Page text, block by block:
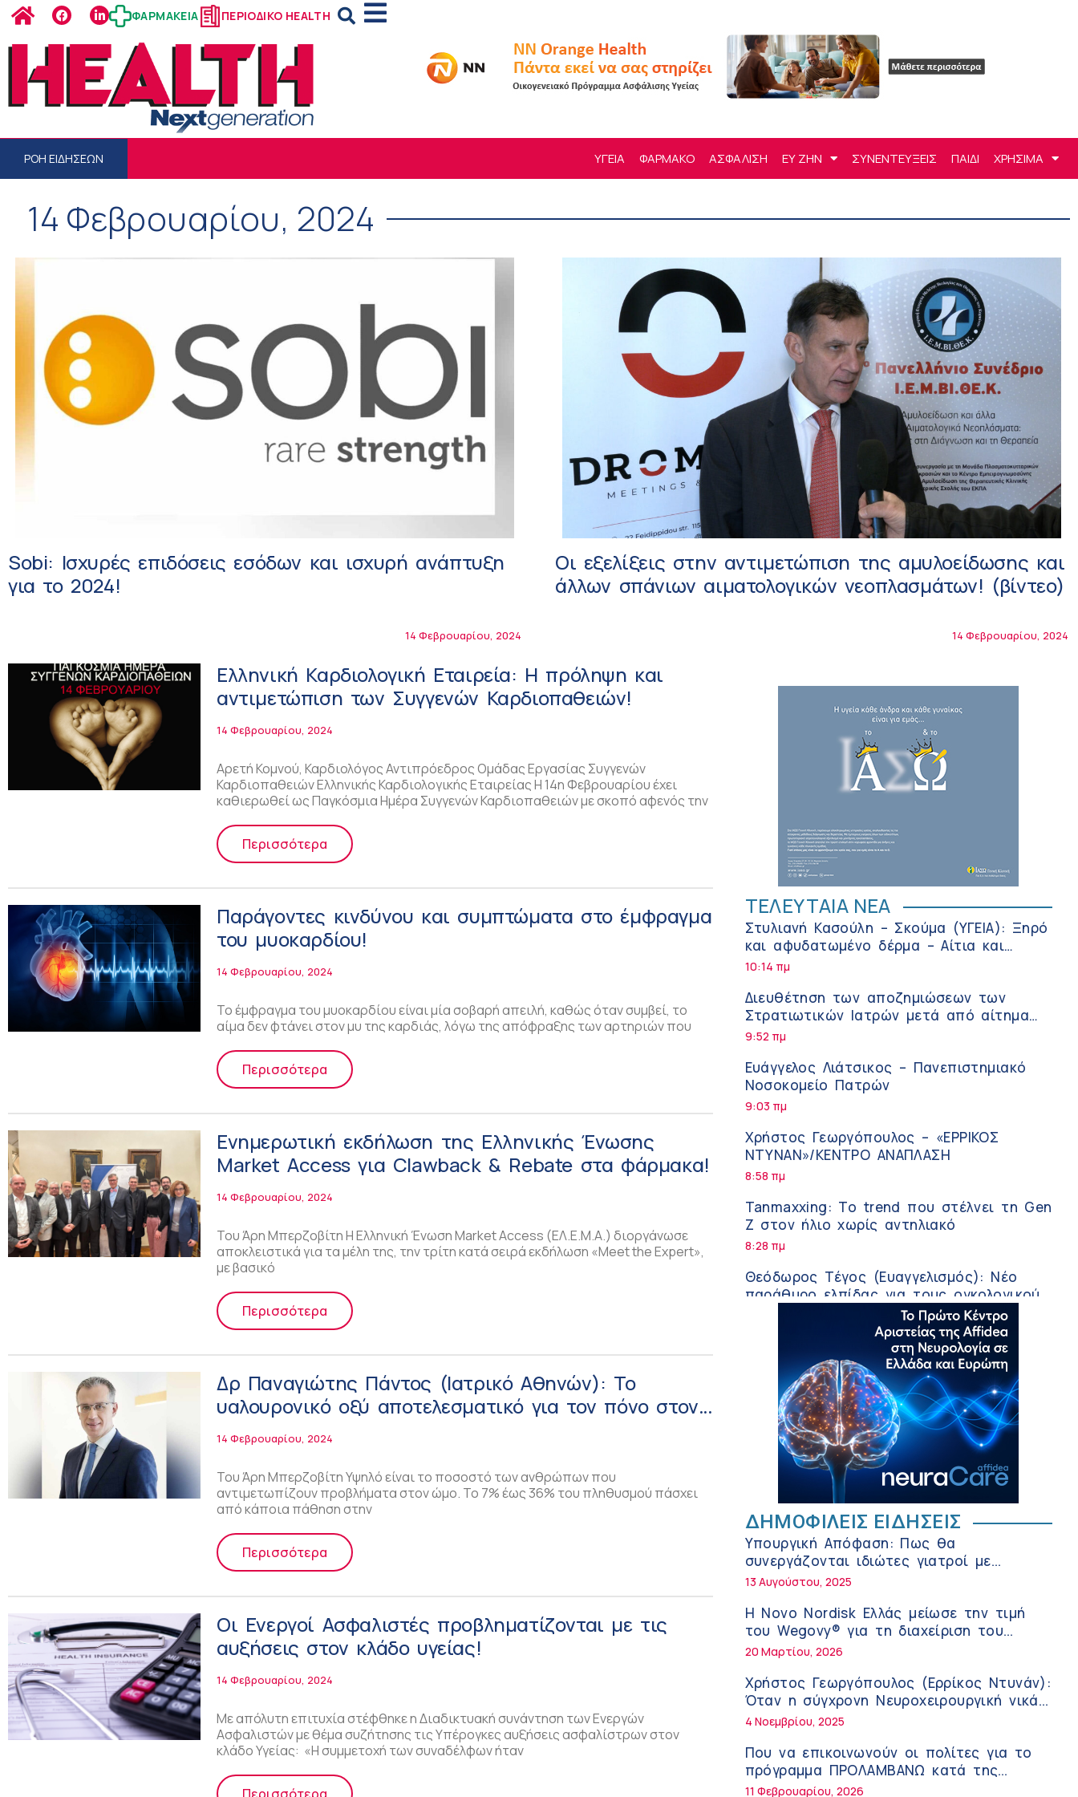
ΦΑΡΜΑΚΕΙΑ ΠΕΡΙΟΔΙΚΟ HEALTH
ΡΟΗ ΕΙΔΗΣΕΩΝ ΥΓΕΙΑ ΦΑΡΜΑΚΟ ΑΣΦΑΛΙΣΗ ΕΥ ΖΗΝ ΣΥΝΕΝΤΕΥΞΕΙΣ ΠΑΙΔΙ ΧΡΗΣΙΜΑ
14 Φεβρουαρίου, 2024
Sobi: Ισχυρές επιδόσεις εσόδων και ισχυρή ανάπτυξη
για το 2024!
14 Φεβρουαρίου, 2024
Οι εξελίξεις στην αντιμετώπιση της αμυλοείδωσης και
άλλων σπάνιων αιματολογικών νεοπλασμάτων! (βίντεο)
14 Φεβρουαρίου, 2024
Ελληνική Καρδιολογική Εταιρεία: Η πρόληψη και
αντιμετώπιση των Συγγενών Καρδιοπαθειών!
14 Φεβρουαρίου, 2024
Αρετή Κομνού, Καρδιολόγος Αντιπρόεδρος Ομάδας Εργασίας Συγγενών
Καρδιοπαθειών Ελληνικής Καρδιολογικής Εταιρείας Η 14η Φεβρουαρίου έχει
καθιερωθεί ως Παγκόσμια Ημέρα Συγγενών Καρδιοπαθειών με σκοπό αφενός την
Περισσότερα
Παράγοντες κινδύνου και συμπτώματα στο έμφραγμα
του μυοκαρδίου!
14 Φεβρουαρίου, 2024
Το έμφραγμα του μυοκαρδίου είναι μία σοβαρή απειλή, καθώς όταν συμβεί, το
αίμα δεν φτάνει στον μυ της καρδιάς, λόγω της απόφραξης των αρτηριών που
Περισσότερα
Ενημερωτική εκδήλωση της Ελληνικής Ένωσης
Market Access για Clawback & Rebate στα φάρμακα!
14 Φεβρουαρίου, 2024
Του Άρη Μπερζοβίτη Η Ελληνική Ένωση Market Access (ΕΛ.Ε.Μ.Α.) διοργάνωσε
αποκλειστικά για τα μέλη της, την τρίτη κατά σειρά εκδήλωση «Meet the Expert»,
με βασικό
Περισσότερα
Δρ Παναγιώτης Πάντος (Ιατρικό Αθηνών): Το
υαλουρονικό οξύ αποτελεσματικό για τον πόνο στον
ώμο!
14 Φεβρουαρίου, 2024
Του Άρη Μπερζοβίτη Υψηλό είναι το ποσοστό των ανθρώπων που
αντιμετωπίζουν προβλήματα στον ώμο. Το 7% έως 36% του πληθυσμού πάσχει
από κάποια πάθηση στην
Περισσότερα
Οι Ενεργοί Ασφαλιστές προβληματίζονται με τις
αυξήσεις στον κλάδο υγείας!
14 Φεβρουαρίου, 2024
Με απόλυτη επιτυχία στέφθηκε η Διαδικτυακή συνάντηση των Ενεργών
Ασφαλιστών με θέμα συζήτησης τις Yπέρογκες αυξήσεις ασφαλίστρων στον
κλάδο Υγείας: «Η συμμετοχή των συναδέλφων ήταν
ΤΕΛΕΥΤΑΙΑ ΝΕΑ
Στυλιανή Κασούλη – Σκούμα (ΥΓΕΙΑ): Ξηρό
και αφυδατωμένο δέρμα – Αίτια και
αντιμετώπιση
10:14 πμ
Διευθέτηση των αποζημιώσεων των
Στρατιωτικών Ιατρών μετά από αίτημα
του ΙΣΑ
9:52 πμ
Ευάγγελος Λιάτσικος – Πανεπιστημιακό
Νοσοκομείο Πατρών
9:03 πμ
Χρήστος Γεωργόπουλος – «ΕΡΡΙΚΟΣ
ΝΤΥΝΑΝ»/ΚΕΝΤΡΟ ΑΝΑΠΛΑΣΗ
8:58 πμ
Tanmaxxing: To trend που στέλνει τη Gen
Z στον ήλιο χωρίς αντηλιακό
8:28 πμ
Θεόδωρος Τέγος (Ευαγγελισμός): Νέο
παράθυρο ελπίδας για τους ογκολογικούς
ασθενείς μέσω κλινικών δοκιμών
Ασφάλεια στο νερό: 8 χρήσιμες οδηγίες
από τον Ελληνικό Ερυθρό Σταυρό
7:03 πμ
Μαρίνα Ραυτοπούλου (ΙΑΤΡΙΚΟ ΚΕΝΤΡΟ):
Εκπαίδευση στον διαβήτη – Ένας πυλώνας
της σύγχρονης φροντίδας
6:56 πμ
Αθανάσιος Μανώλης (Metropolitan
Hospital): Καρδιοπαθείς και καλοκαίρι –
Διακοπές με ασφάλεια
6:20 πμ
Ειρήνη Ζίγκιρη (Ερρίκος Ντυνάν): H
θερμική καταπόνηση στους ηλικιωμένους
εργαζόμενους
Σύσκεψη στον ΕΟΦ για την ομαλή
λειτουργία της εφοδιαστικής αλυσίδας
των φαρμάκων στη διάρκεια του
καλοκαιριού
Μιχάλης Τάτσης, Insurance & Healthcare
Analyst, διευθυντής Επιχειρηματικής
Ανάπτυξης Ομίλου HHG
Kavita Patel: Ένα στα πέντε καινοτόμα
φάρμακα φτάνει τελικά στην Ελλάδα
ΔΗΜΟΦΙΛΕΙΣ ΕΙΔΗΣΕΙΣ
Υπουργική Απόφαση: Πως θα
συνεργάζονται ιδιώτες γιατροί με
νοσοκομεία του δημοσίου συστήματος
13 Αυγούστου, 2025
Η Novo Nordisk Ελλάς μείωσε την τιμή
του Wegovy® για τη διαχείριση του
βάρους
20 Μαρτίου, 2026
Χρήστος Γεωργόπουλος (Ερρίκος Ντυνάν):
Όταν η σύγχρονη Νευροχειρουργική νικά
το φόβο!
4 Νοεμβρίου, 2025
Που να επικοινωνούν οι πολίτες για το
πρόγραμμα ΠΡΟΛΑΜΒΑΝΩ κατά της
παχυσαρκίας
11 Φεβρουαρίου, 2026